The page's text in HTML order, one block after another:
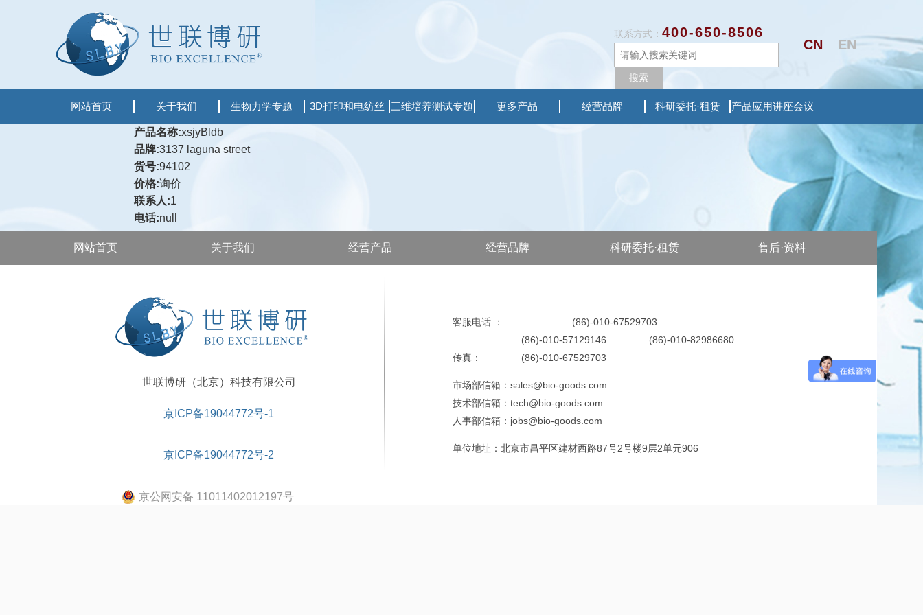
联系方式： 400-650-8506
搜索
CN EN
网站首页 关于我们 生物力学专题 3D打印和电纺丝 三维培养测试专题 更多产品 经营品牌 科研委托·租赁 产品应用讲座会议
产品名称:xsjyBldb
品牌:3137 laguna street
货号:94102
价格:询价
联系人:1
电话:null